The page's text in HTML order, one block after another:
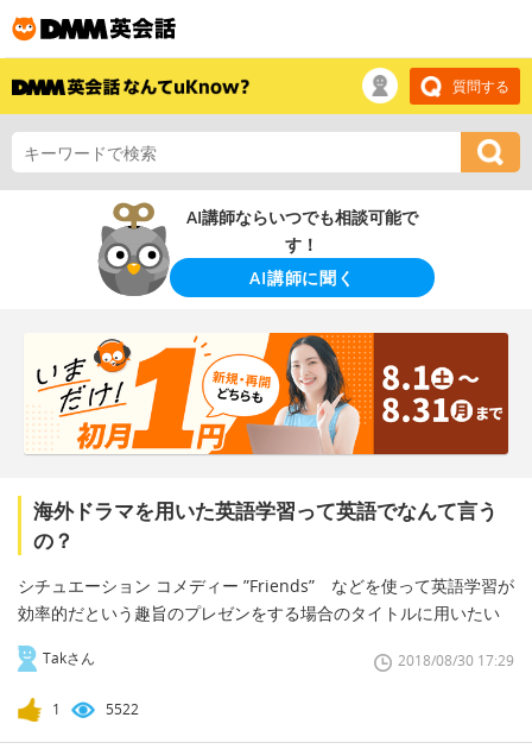
質問する
AI講師ならいつでも相談可能で
す！
AI講師に聞く
海外ドラマを用いた英語学習って英語でなんて言う
の？
シチュエーション コメディー ”Friends” などを使って英語学習が
効率的だという趣旨のプレゼンをする場合のタイトルに用いたい
Takさん 2018/08/30 17:29
1 5522